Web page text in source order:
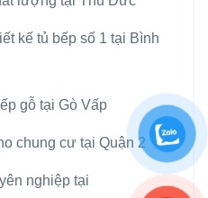
kế tủ bếp số 1 tại Bình
gỗ tại Gò Vấp
chung cư tại Quận 2
nghiệp tại